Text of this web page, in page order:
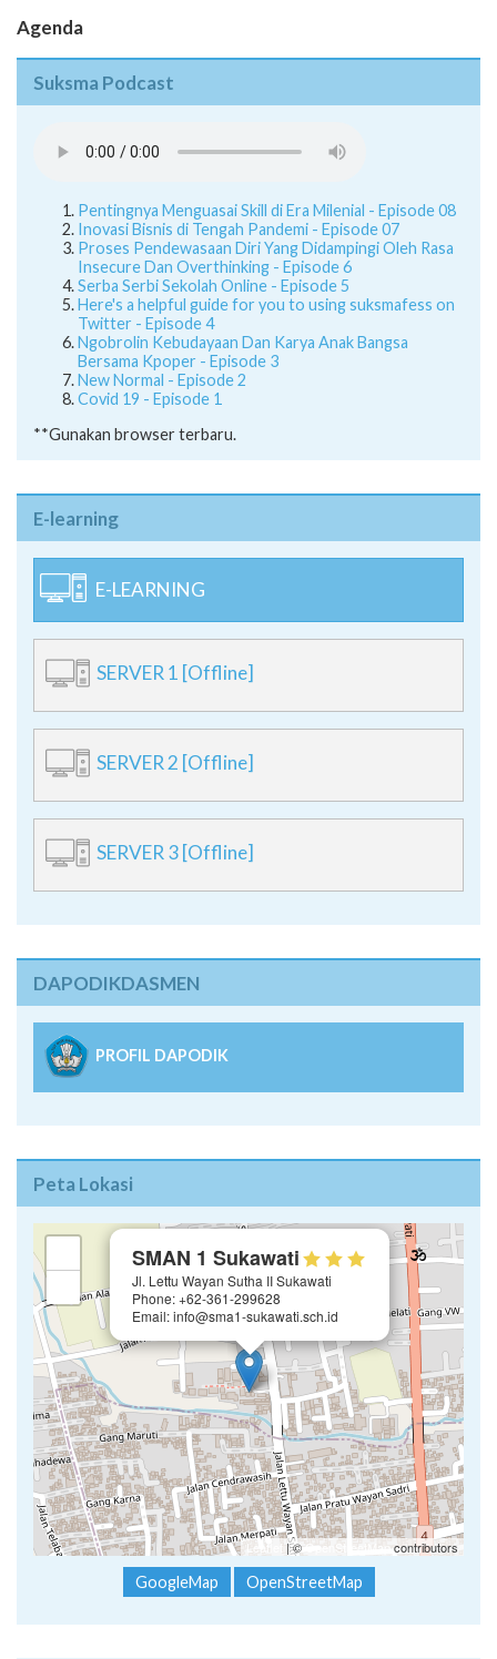
Agenda
Suksma Podcast
Pentingnya Menguasai Skill di Era Milenial - Episode 08
Inovasi Bisnis di Tengah Pandemi - Episode 07
Proses Pendewasaan Diri Yang Didampingi Oleh Rasa
Insecure Dan Overthinking - Episode 6
Serba Serbi Sekolah Online - Episode 5
Here's a helpful guide for you to using suksmafess on
Twitter - Episode 4
Ngobrolin Kebudayaan Dan Karya Anak Bangsa
Bersama Kpoper - Episode 3
New Normal - Episode 2
Covid 19 - Episode 1
**Gunakan browser terbaru.
E-learning
E-LEARNING
SERVER 1 [Offline]
SERVER 2 [Offline]
SERVER 3 [Offline]
DAPODIKDASMEN
PROFIL DAPODIK
Peta Lokasi
SMAN 1 Sukawati
Jl. Lettu Wayan Sutha II Sukawati
Phone: +62-361-299628
Email: info@sma1-sukawati.sch.id
Leaflet | ©OpenStreetMap contributors
GoogleMap OpenStreetMap